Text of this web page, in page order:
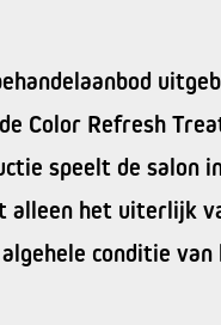
Color Refresh
speelt de salon
alleen het uiterlijk
conditie van